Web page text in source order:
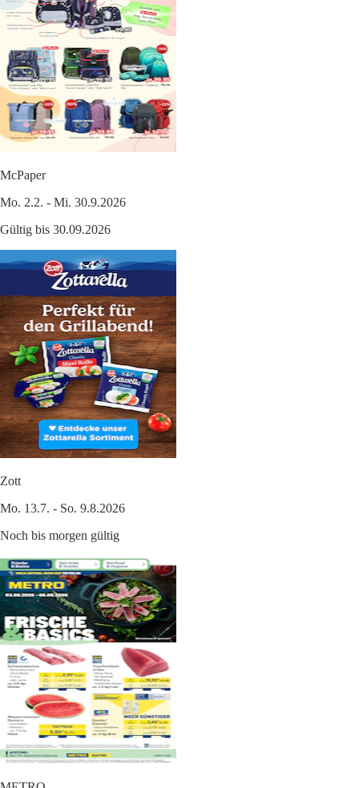
McPaper
Mo. 2.2. - Mi. 30.9.2026
Gültig bis 30.09.2026
Zott
Mo. 13.7. - So. 9.8.2026
Noch bis morgen gültig